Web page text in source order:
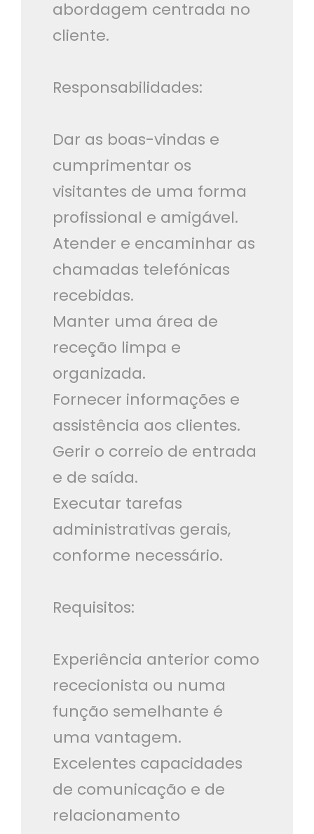
abordagem centrada no
cliente.
Responsabilidades:
Dar as boas-vindas e
cumprimentar os
visitantes de uma forma
profissional e amigável.
Atender e encaminhar as
chamadas telefónicas
recebidas.
Manter uma área de
receção limpa e
organizada.
Fornecer informações e
assistência aos clientes.
Gerir o correio de entrada
e de saída.
Executar tarefas
administrativas gerais,
conforme necessário.
Requisitos:
Experiência anterior como
rececionista ou numa
função semelhante é
uma vantagem.
Excelentes capacidades
de comunicação e de
relacionamento